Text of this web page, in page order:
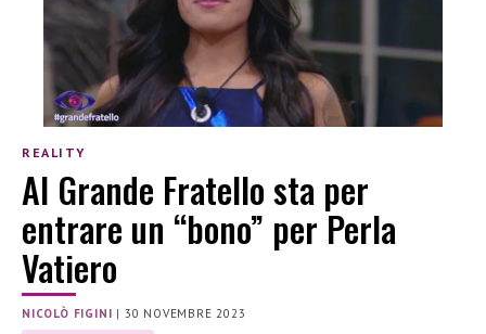
REALITY
Al Grande Fratello sta per
entrare un “bono” per Perla
Vatiero
NICOLÒ FIGINI | 30 NOVEMBRE 2023